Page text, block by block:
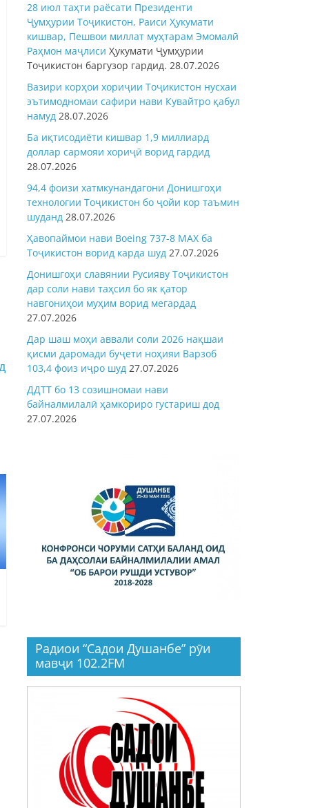
28 июл таҳти раёсати Президенти
Ҷумҳурии Тоҷикистон, Раиси Ҳукумати
кишвар, Пешвои миллат муҳтарам Эмомалӣ
Раҳмон маҷлиси Ҳукумати Ҷумҳурии
Тоҷикистон баргузор гардид. 28.07.2026
Вазири корҳои хориҷии Тоҷикистон нусхаи
эътимодномаи сафири нави Кувайтро қабул
намуд 28.07.2026
Ба иқтисодиёти кишвар 1,9 миллиард
доллар сармояи хориҷӣ ворид гардид
28.07.2026
94,4 фоизи хатмкунандагони Донишгоҳи
технологии Тоҷикистон бо ҷойи кор таъмин
шуданд 28.07.2026
Ҳавопаймои нави Boeing 737-8 MAX ба
Тоҷикистон ворид карда шуд 27.07.2026
Донишгоҳи славянии Русияву Тоҷикистон
дар соли нави таҳсил бо як қатор
навгониҳои муҳим ворид мегардад
27.07.2026
Дар шаш моҳи аввали соли 2026 нақшаи
қисми даромади буҷети ноҳияи Варзоб
103,4 фоиз иҷро шуд 27.07.2026
ДДТТ бо 13 созишномаи нави
байналмилалӣ ҳамкориро густариш дод
27.07.2026
Радиои “Садои Душанбе” рӯи
мавҷи 102.2FM